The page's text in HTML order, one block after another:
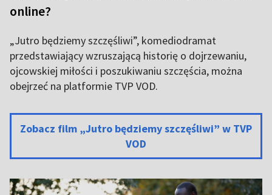
online?
„Jutro będziemy szczęśliwi”, komediodramat
przedstawiający wzruszającą historię o dojrzewaniu,
ojcowskiej miłości i poszukiwaniu szczęścia, można
obejrzeć na platformie TVP VOD.
Zobacz film „Jutro będziemy szczęśliwi” w TVP
VOD